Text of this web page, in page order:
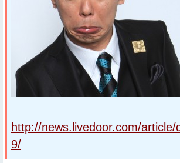
http://news.livedoor.com/article/
9/